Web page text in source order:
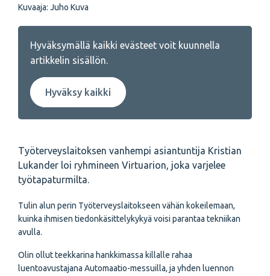
Kuvaaja: Juho Kuva
Hyväksymällä kaikki evästeet voit kuunnella
artikkelin sisällön.
Hyväksy kaikki
Työterveyslaitoksen vanhempi asiantuntija Kristian
Lukander loi ryhmineen Virtuarion, joka varjelee
työtapaturmilta.
Tulin alun perin Työterveyslaitokseen vähän kokeilemaan,
kuinka ihmisen tiedonkäsittelykykyä voisi parantaa tekniikan
avulla.
Olin ollut teekkarina hankkimassa killalle rahaa
luentoavustajana Automaatio-messuilla, ja yhden luennon